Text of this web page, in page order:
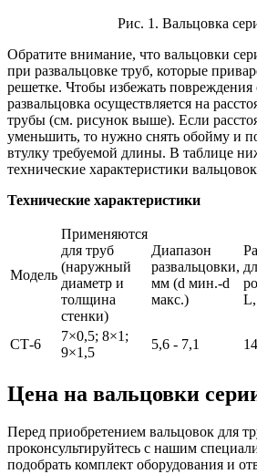
Рис. 1. Вальцовка
Обратите внимание, что вальцовки
при развальцовке труб, которые
решетке. Чтобы избежать повреждения
развальцовка осуществляется на
трубы (см. рисунок выше). Если
уменьшить, то нужно снять обойму и
втулку требуемой длины. В таблице
технические характеристики
Технические характеристики
Модель
Применяются
для труб
(наружный
диаметр и
толщина
стенки)
Диапазон
развальцовки,
мм (d мин.-d
макс.)
СТ-6
7×0,5; 8×1;
9×1,5
5,6 - 7,1 14
Цена на вальцовки
Перед приобретением вальцовок для
проконсультируйтесь с нашим
подобрать комплект оборудования и